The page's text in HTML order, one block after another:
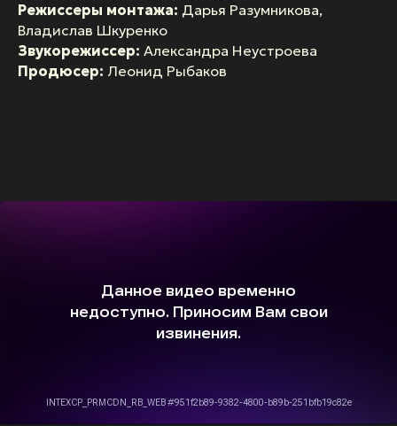
Режиссеры монтажа: Дарья Разумникова,
Владислав Шкуренко
Звукорежиссер: Александра Неустроева
Продюсер: Леонид Рыбаков